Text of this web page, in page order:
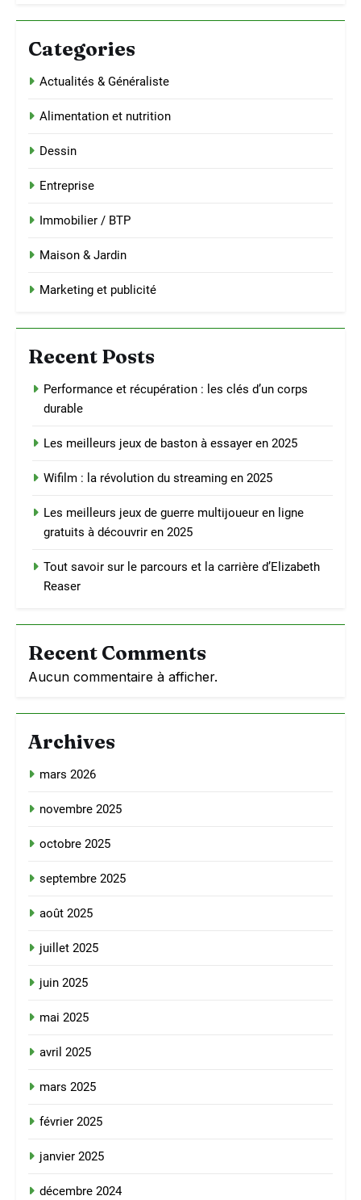
Categories
Actualités & Généraliste
Alimentation et nutrition
Dessin
Entreprise
Immobilier / BTP
Maison & Jardin
Marketing et publicité
Recent Posts
Performance et récupération : les clés d’un corps
durable
Les meilleurs jeux de baston à essayer en 2025
Wifilm : la révolution du streaming en 2025
Les meilleurs jeux de guerre multijoueur en ligne
gratuits à découvrir en 2025
Tout savoir sur le parcours et la carrière d’Elizabeth
Reaser
Recent Comments
Aucun commentaire à afficher.
Archives
mars 2026
novembre 2025
octobre 2025
septembre 2025
août 2025
juillet 2025
juin 2025
mai 2025
avril 2025
mars 2025
février 2025
janvier 2025
décembre 2024